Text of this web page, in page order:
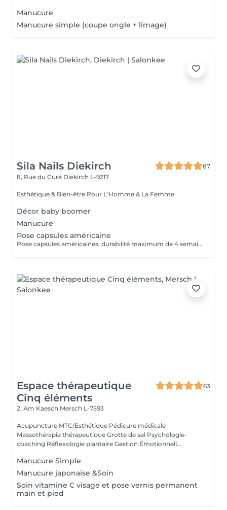
Manucure
Manucure simple (coupe ongle + limage)
Sila Nails Diekirch
87
8, Rue du Curé Diekirch L-9217
Esthétique & Bien-être Pour L'Homme & La Femme
Décor baby boomer
Manucure
Pose capsules américaine
Pose capsules américaines, durabilité maximum de 4 semaines.
Espace thérapeutique
Cinq éléments
63
2, Am Kaesch Mersch L-7593
Acupuncture MTC/Esthétique Pédicure médicale
Massothérapie thérapeutique Grotte de sel Psychologie-
coaching Réflexologie plantaire Gestion Émotionnell...
Manucure Simple
Manucure japonaise &Soin
Soin vitamine C visage et pose vernis permanent
main et pied